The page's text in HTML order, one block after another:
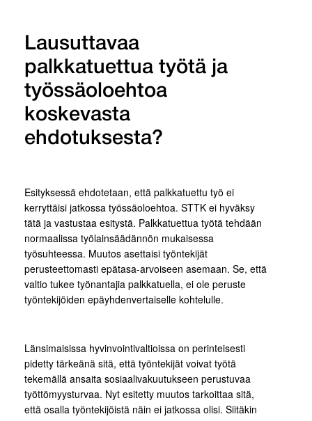
Lausuttavaa
palkkatuettua työtä ja
työssäoloehtoa
koskevasta
ehdotuksesta?
Esityksessä ehdotetaan, että palkkatuettu työ ei
kerryttäisi jatkossa työssäoloehtoa. STTK ei hyväksy
tätä ja vastustaa esitystä. Palkkatuettua työtä tehdään
normaalissa työlainsäädännön mukaisessa
työsuhteessa. Muutos asettaisi työntekijät
perusteettomasti epätasa-arvoiseen asemaan. Se, että
valtio tukee työnantajia palkkatuella, ei ole peruste
työntekijöiden epäyhdenvertaiselle kohtelulle.
Länsimaisissa hyvinvointivaltioissa on perinteisesti
pidetty tärkeänä sitä, että työntekijät voivat työtä
tekemällä ansaita sosiaalivakuutukseen perustuvaa
työttömyysturvaa. Nyt esitetty muutos tarkoittaa sitä,
että osalla työntekijöistä näin ei jatkossa olisi. Siitäkin